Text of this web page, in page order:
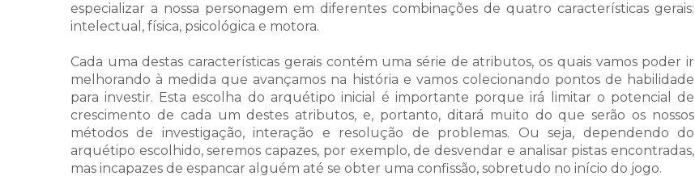
especializar a nossa personagem em diferentes combinações de quatro características gerais:
intelectual, física, psicológica e motora.
Cada uma destas características gerais contém uma série de atributos, os quais vamos poder ir
melhorando à medida que avançamos na história e vamos colecionando pontos de habilidade
para investir. Esta escolha do arquétipo inicial é importante porque irá limitar o potencial de
crescimento de cada um destes atributos, e, portanto, ditará muito do que serão os nossos
métodos de investigação, interação e resolução de problemas. Ou seja, dependendo do
arquétipo escolhido, seremos capazes, por exemplo, de desvendar e analisar pistas encontradas,
mas incapazes de espancar alguém até se obter uma confissão, sobretudo no início do jogo.